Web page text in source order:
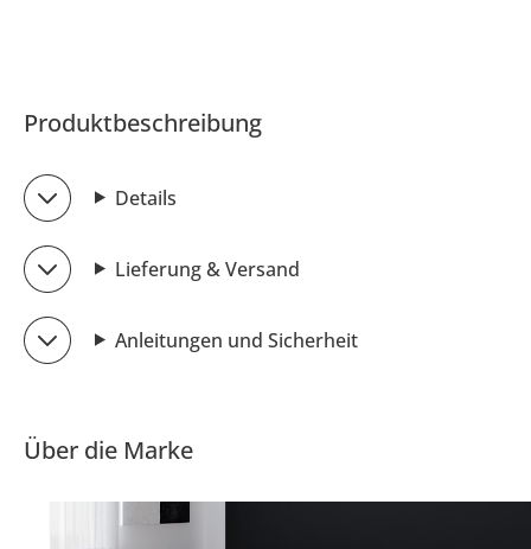
Produktbeschreibung
Details
Lieferung & Versand
Anleitungen und Sicherheit
Über die Marke